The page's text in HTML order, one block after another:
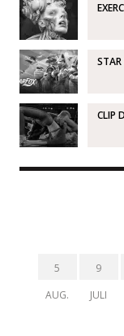
STAR
CLIP
5
AUG.
9
JULI